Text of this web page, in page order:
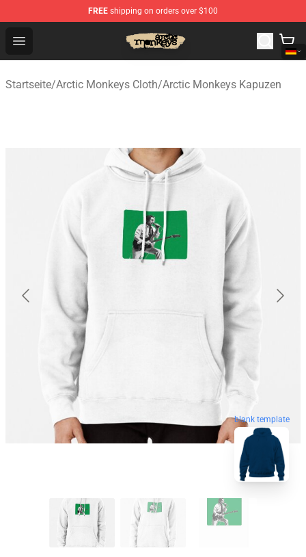
FREE shipping on orders over $100
Open menu
Arctic Monkeys Store - Official Arctic Monkeys
Startseite/Arctic Monkeys Cloth/Arctic Monkeys Kapuzen
blank template